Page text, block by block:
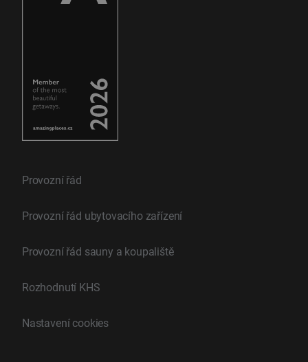
Provozní řád
Provozní řád ubytovacího zařízení
Provozní řád sauny a koupaliště
Rozhodnutí KHS
Nastavení cookies